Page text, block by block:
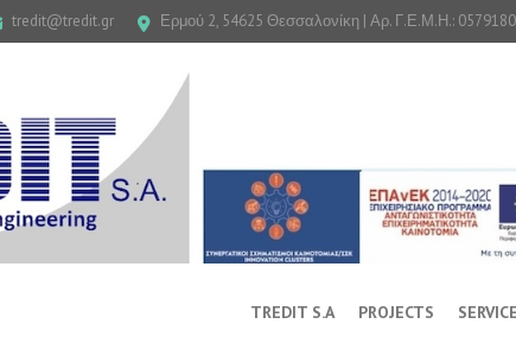
tredit@tredit.gr Ερμού 2, 54625 Θεσσαλονίκη | Αρ. Γ.Ε.Μ.Η.:
TREDIT S.A PROJECTS